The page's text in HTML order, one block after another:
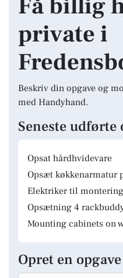
Få billig
private i
Beskriv din opgave og
med Handyhand.
Seneste udførte
Opsat hårdhvidevare
Opsæt køkkenarmatur
Elektriker til
Opsætning 4
Mounting cabinets on
Opret en opgave